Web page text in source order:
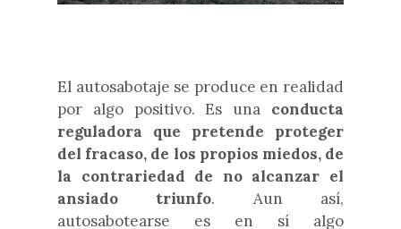
El autosabotaje se produce en realidad
por algo positivo. Es una conducta
reguladora que pretende proteger
del fracaso, de los propios miedos, de
la contrariedad de no alcanzar el
ansiado triunfo. Aun así,
autosabotearse es en sí algo